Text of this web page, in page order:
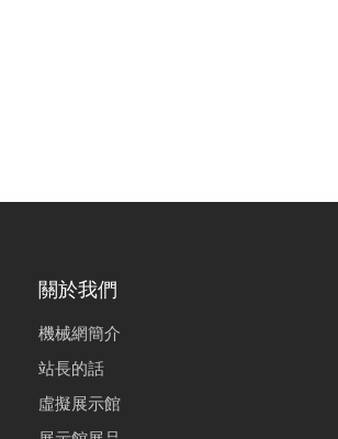
關於我們
機械網簡介
站長的話
虛擬展示館